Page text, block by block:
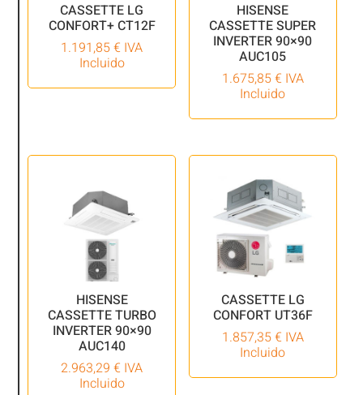
CASSETTE LG
CONFORT+ CT12F
1.191,85€ IVA
Incluido
HISENSE
CASSETTE SUPER
INVERTER 90×90
AUC105
1.675,85€ IVA
Incluido
HISENSE
CASSETTE TURBO
INVERTER 90×90
AUC140
2.963,29€ IVA
Incluido
CASSETTE LG
CONFORT UT36F
1.857,35€ IVA
Incluido